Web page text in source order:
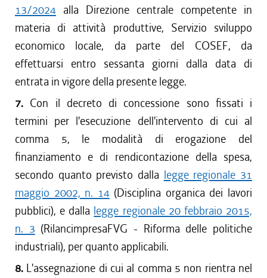
13/2024 alla Direzione centrale competente in
materia di attività produttive, Servizio sviluppo
economico locale, da parte del COSEF, da
effettuarsi entro sessanta giorni dalla data di
entrata in vigore della presente legge.
7. Con il decreto di concessione sono fissati i
termini per l'esecuzione dell'intervento di cui al
comma 5, le modalità di erogazione del
finanziamento e di rendicontazione della spesa,
secondo quanto previsto dalla legge regionale 31
maggio 2002, n. 14(Disciplina organica dei lavori
pubblici), e dalla legge regionale 20 febbraio 2015,
n. 3 (RilancimpresaFVG - Riforma delle politiche
industriali), per quanto applicabili.
8. L'assegnazione di cui al comma 5 non rientra nel